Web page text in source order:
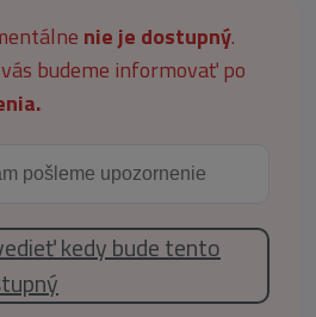
nie je dostupný.
budeme informovať po
kedy bude tento